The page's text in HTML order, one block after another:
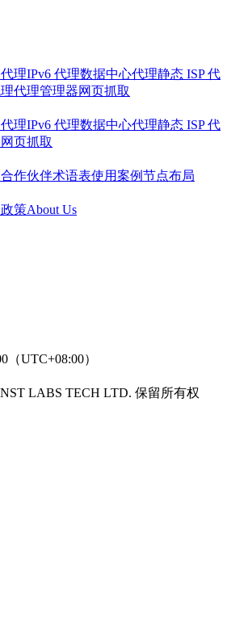
理IPv6 代理数据中心代理静态 ISP 代
代理管理器网页抓取
理IPv6 代理数据中心代理静态 ISP 代
网页抓取
合作伙伴术语表使用案例节点布局
策About Us
（UTC+08:00）
LABS TECH LTD. 保留所有权